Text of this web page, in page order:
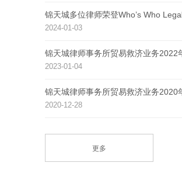
锦天城多位律师荣登Who’s Who
2024-01-03
锦天城律师事务所贸易救济业务2022
2023-01-04
锦天城律师事务所贸易救济业务2020
2020-12-28
更多